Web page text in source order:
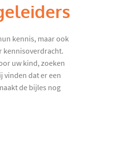
kennis, maar ook
kennisoverdracht.
uw kind, zoeken
vinden dat er een
de bijles nog